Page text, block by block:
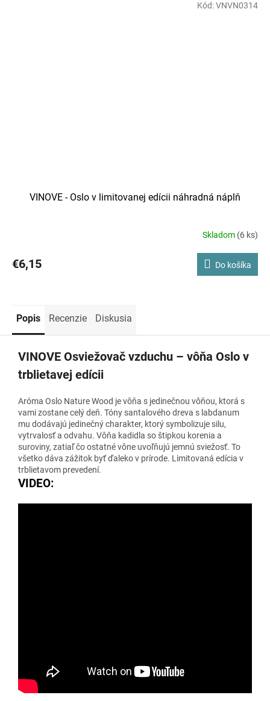
VINOVE - Oslo v limitovanej edícii náhradná náplň
Skladom (6 ks)
€6,15 Do košíka
Kód:VNVN0314
Popis Recenzie Diskusia
VINOVE Osviežovač vzduchu – vôňa Oslo v
trblietavej edícii
Aróma Oslo Nature Wood je vôňa s jedinečnou vôňou, ktorá s
vami zostane celý deň. Tóny santalového dreva s labdanum
mu dodávajú jedinečný charakter, ktorý symbolizuje silu,
vytrvalosť a odvahu. Vôňa kadidla so štipkou korenia a
suroviny, zatiaľ čo ostatné vône uvoľňujú jemnú sviežosť. To
všetko dáva zážitok byť ďaleko v prírode. Limitovaná edícia v
trblietavom prevedení.
VIDEO: